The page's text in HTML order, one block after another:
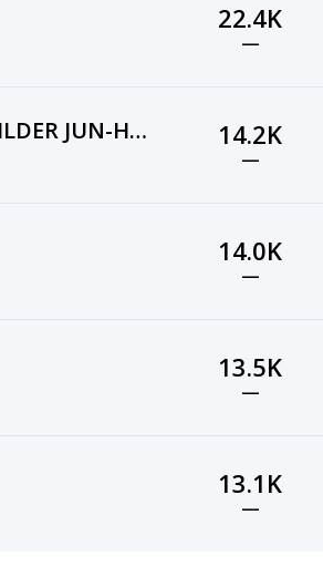
22.4K
—
보디빌더 김준호 BODYBUILDER JUN-HO KIM 14.2K
—
14.0K
—
13.5K
—
13.1K
—